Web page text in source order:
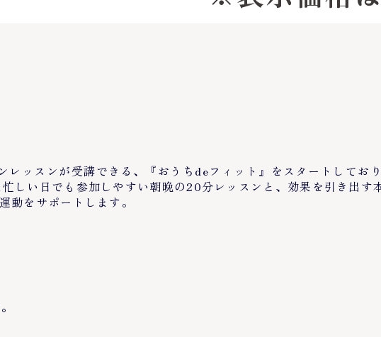
スンが受講できる、『おうちdeフィット』をスタートしてお
しい日でも参加しやすい朝晩の20分レッスンと、効果を引き出す
動をサポートします。